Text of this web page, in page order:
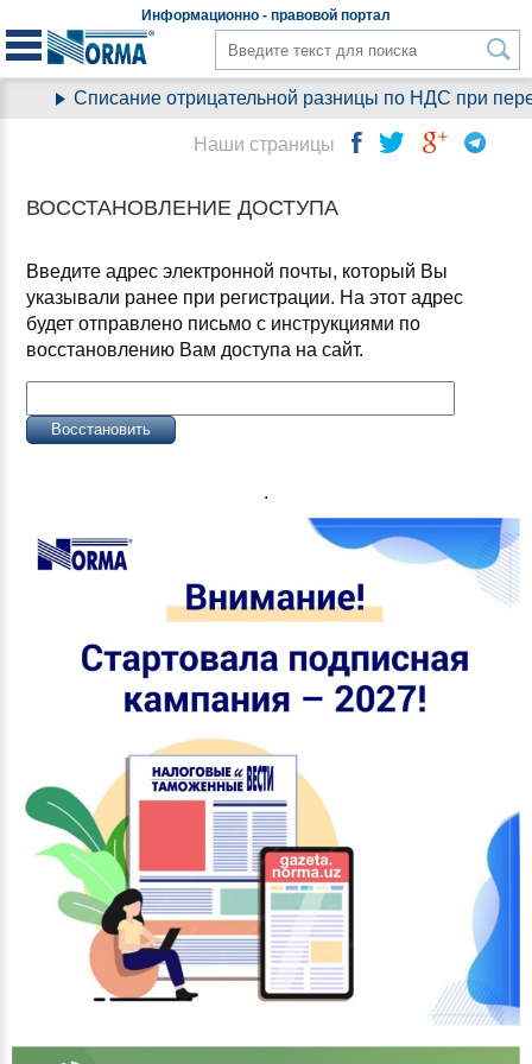
Информационно - правовой портал
Списание отрицательной разницы по НДС при
ВОССТАНОВЛЕНИЕ ДОСТУПА
Введите адрес электронной почты, который Вы
указывали ранее при регистрации. На этот адрес
будет отправлено письмо с инструкциями по
восстановлению Вам доступа на сайт.
Наши страницы
.